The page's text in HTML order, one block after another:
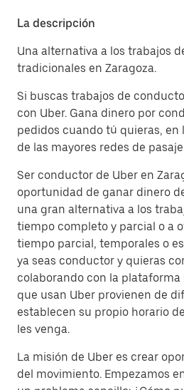
La descripción
Una alternativa a los trabajos
tradicionales en Zaragoza.
Si buscas trabajos de
con Uber. Gana dinero por
pedidos cuando tú quieras,
de las mayores redes de
Ser conductor de Uber en
oportunidad de ganar dinero
una gran alternativa a los
tiempo completo y parcial o a
tiempo parcial, temporales o
ya seas conductor y quieras
colaborando con la plataforma
que usan Uber provienen de
establecen su propio horario
les venga.
La misión de Uber es crear
del movimiento. Empezamos